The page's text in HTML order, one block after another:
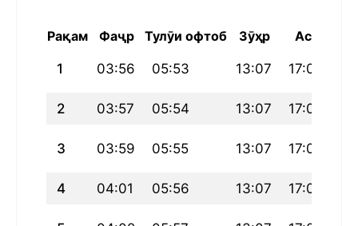
Рақам Фаҷр Тулӯи офтоб Зӯҳр Аср
1 03:56 05:53 13:07 17:05
2 03:57 05:54 13:07 17:05
3 03:59 05:55 13:07 17:04
4 04:01 05:56 13:07 17:04